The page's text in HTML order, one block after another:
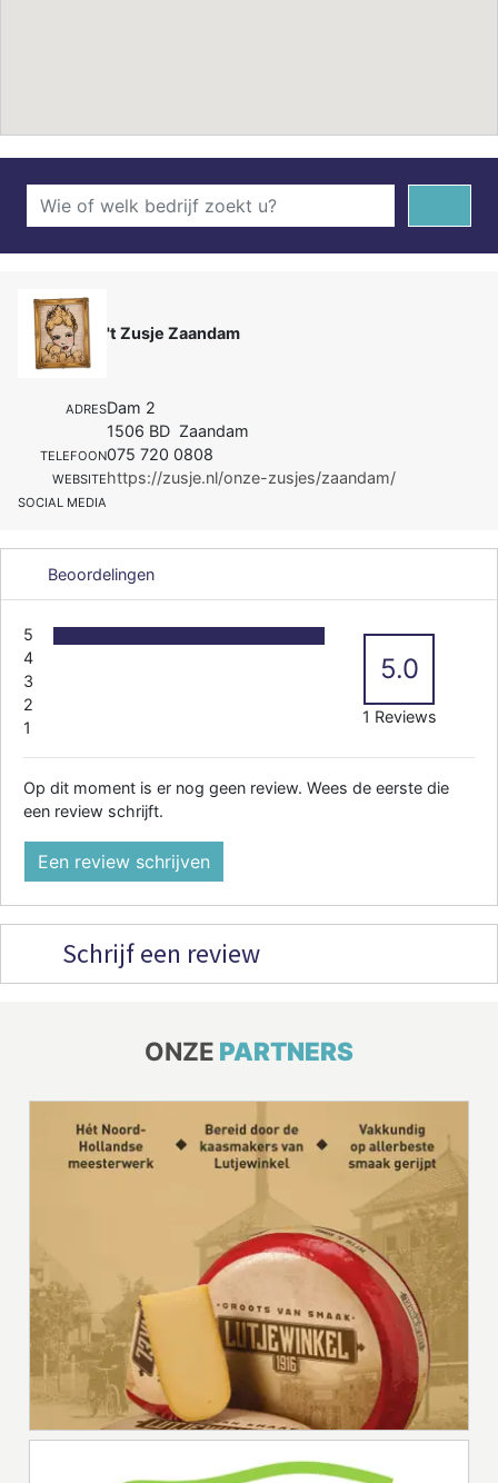
't Zusje Zaandam
ADRESDam 2
1506 BD Zaandam
TELEFOON075 720 0808
WEBSITEhttps://zusje.nl/onze-zusjes/zaandam/
SOCIAL MEDIA
Beoordelingen
5
4
3
2
1
5.0
1 Reviews
Op dit moment is er nog geen review. Wees de eerste die
een review schrijft.
Een review schrijven
Schrijf een review
ONZE PARTNERS